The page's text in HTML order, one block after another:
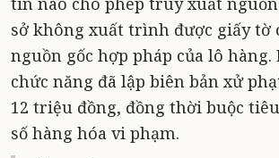
sở không xuất trình được giấy tờ
nguồn gốc hợp pháp của lô
chức năng đã lập biên bản xử
12 triệu đồng, đồng thời buộc
số hàng hóa vi phạm.